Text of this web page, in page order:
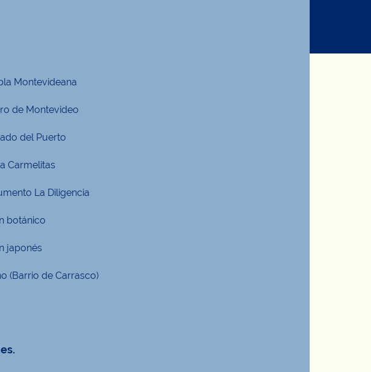
Montevideana
de Montevideo
del Puerto
Carmelitas
La Diligencia
botánico
japonés
(Barrio de Carrasco)